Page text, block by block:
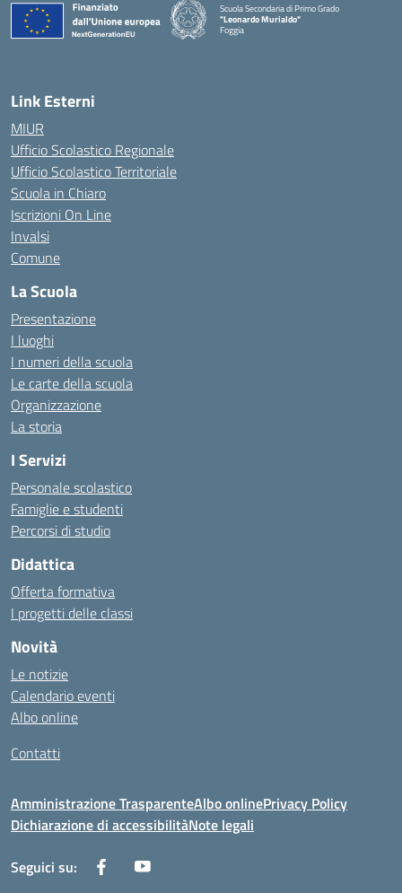
Scuola Secondaria di Primo Grado
"Leonardo Murialdo"
Foggia
— Visita la pagina iniziale della scuola
Link Esterni
MIUR
Ufficio Scolastico Regionale
Ufficio Scolastico Territoriale
Scuola in Chiaro
Iscrizioni On Line
Invalsi
Comune
La Scuola
Presentazione
I luoghi
I numeri della scuola
Le carte della scuola
Organizzazione
La storia
I Servizi
Personale scolastico
Famiglie e studenti
Percorsi di studio
Didattica
Offerta formativa
I progetti delle classi
Novità
Le notizie
Calendario eventi
Albo online
Contatti
Amministrazione TrasparenteAlbo onlinePrivacy Policy
Dichiarazione di accessibilitàNote legali
Seguici su: